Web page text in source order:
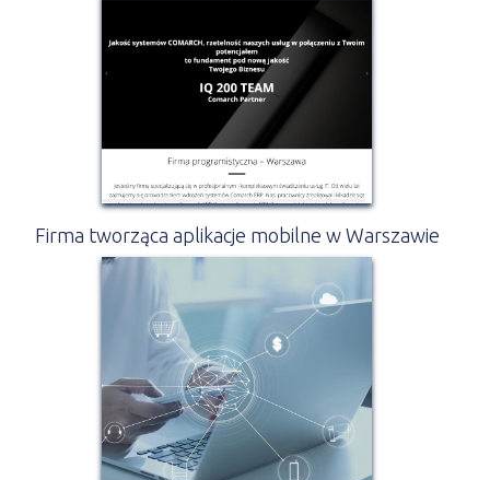
Firma tworząca aplikacje mobilne w Warszawie